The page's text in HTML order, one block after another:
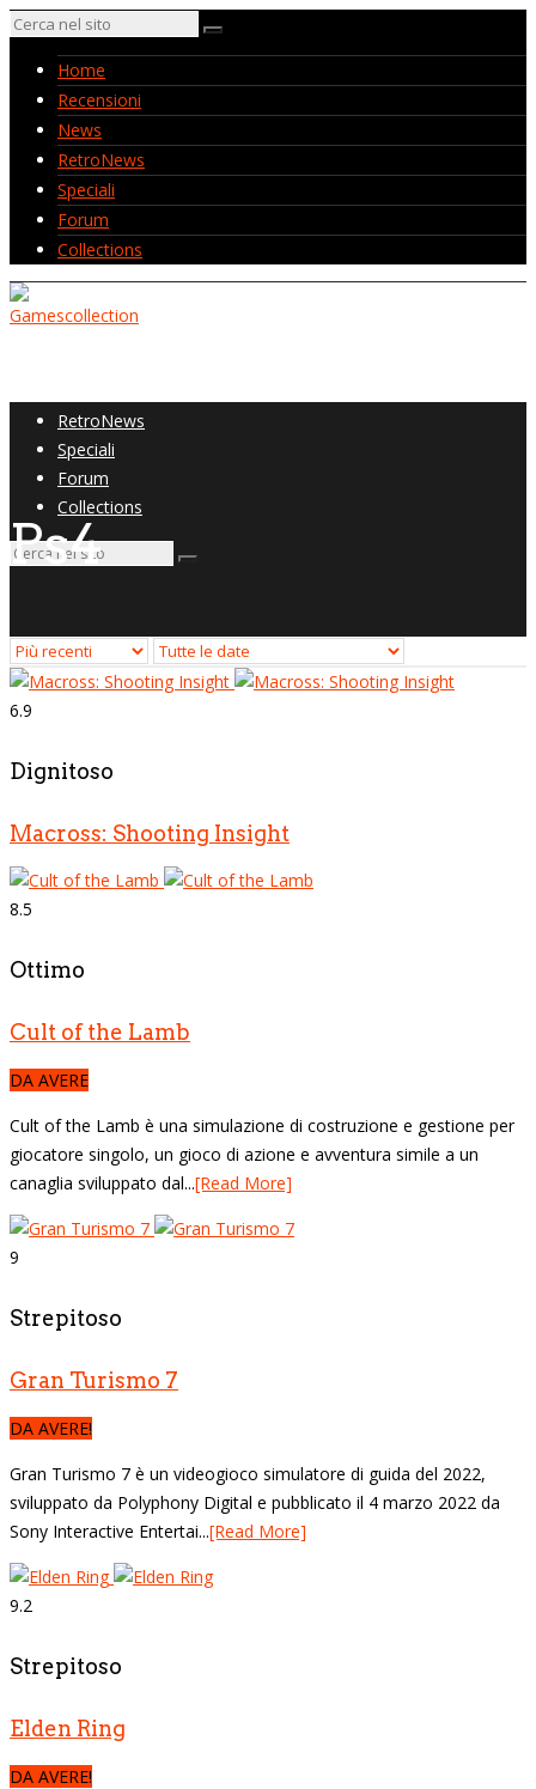
Home
Recensioni
News
RetroNews
Speciali
Forum
Collections
RetroNews
Speciali
Forum
Collections
Ps4
6.9
Dignitoso
Macross: Shooting Insight
8.5
Ottimo
Cult of the Lamb
DA AVERE
Cult of the Lamb è una simulazione di costruzione e gestione per
giocatore singolo, un gioco di azione e avventura simile a un
canaglia sviluppato dal...[Read More]
9
Strepitoso
Gran Turismo 7
DA AVERE!
Gran Turismo 7 è un videogioco simulatore di guida del 2022,
sviluppato da Polyphony Digital e pubblicato il 4 marzo 2022 da
Sony Interactive Entertai...[Read More]
9.2
Strepitoso
Elden Ring
DA AVERE!